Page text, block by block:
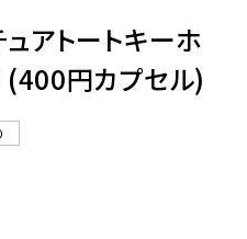
アトートキーホ
円カプセル)